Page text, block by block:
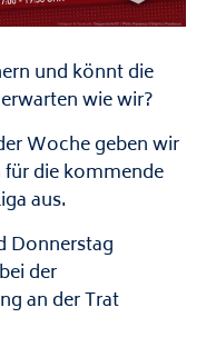
und könnt die
wie wir?
Woche geben wir
die kommende
aus.
Donnerstag
der
an der Trat